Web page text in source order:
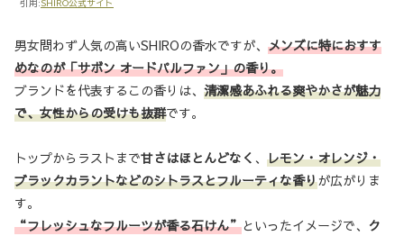
引用:SHIRO公式サイト
男女問わず人気の高いSHIROの香水ですが、 メンズに特におすす
めなのが「サボン オードパルファン」の香り。
ブランドを代表するこの香りは、 清潔感あふれる爽やかさが魅力
で、女性からの受けも抜群です。
トップからラストまで甘さはほとんどなく 、 レモン・オレンジ・
ブラックカラントなどのシトラスとフルーティな香りが広がりま
す。
“フレッシュなフルーツが香る石けん”といったイメージで、 ク